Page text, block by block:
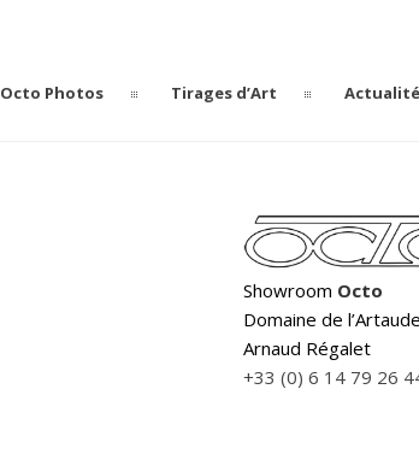
Octo Photos Tirages d’Art
Showroom Octo
Domaine de
Arnaud Régalet
+33 (0) 6 14 79 26